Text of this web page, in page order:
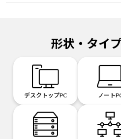
形状・タイ
デスクトップPC ノート